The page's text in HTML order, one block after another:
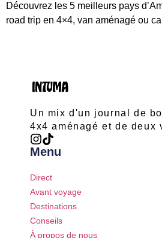
Découvrez les 5 meilleurs pays
road trip en 4×4, van aménagé ou
Un mix d'un journal de
4x4 aménagé et de deux
Menu
Direct
Avant voyage
Destinations
Conseils
À propos de nous